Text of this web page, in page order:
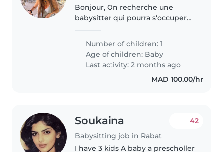
Bonjour, On recherche une
babysitter qui pourra s'occuper
Number of children: 1
Age of children: Baby
Last activity: 2 months ago
MAD 100.00/hr
Soukaina
Babysitting job in Rabat
42
I have 3 kids A baby a prescholler